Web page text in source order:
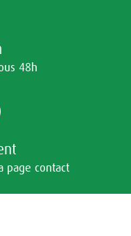
48h
page contact